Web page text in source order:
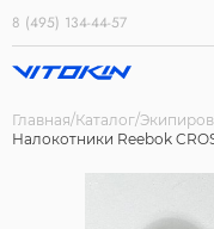
8 (495) 134-44-57
Главная Каталог
Налокотники Reebok